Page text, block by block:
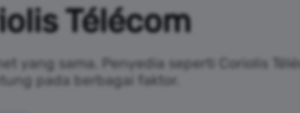
Télécom
yang sama. Penyedia seperti Coriolis
pada berbagai faktor.